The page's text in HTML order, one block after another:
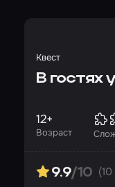
Квест
В гостях
Возраст
12+
9.9/10